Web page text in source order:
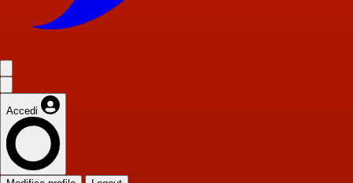
Accedi